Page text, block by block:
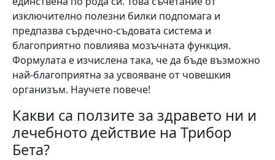
изключително полезни билки подпомага и
предпазва сърдечно-съдовата система и
благоприятно повлиява мозъчната функция.
Формулата е изчислена така, че да бъде възможно
най-благоприятна за усвояване от човешкия
организъм. Научете повече!
Какви са ползите за здравето ни и
лечебното действие на Трибор
Бета?